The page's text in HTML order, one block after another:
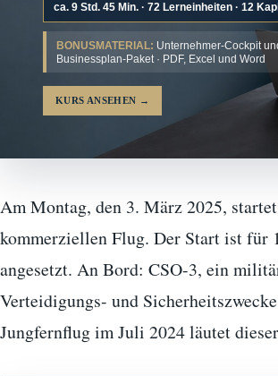
ca. 9 Std. 45 Min. · 72 Lerneinheiten · 12
BONUSMATERIAL: Unternehmer-Cockpit
Businessplan-Paket · PDF, Excel und Word
KURS ANSEHEN →
Am Montag, den 3. März 2025,
kommerziellen Flug. Der Start ist für
angesetzt. An Bord: CSO-3, ein
Verteidigungs- und
Jungfernflug im Juli 2024 läutet